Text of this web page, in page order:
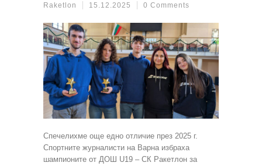
Raketlon 15.12.2025 0 Comments
Спечелихме още едно отличие през 2025 г.
Спортните журналисти на Варна избраха
шампионите от ДОШ U19 – СК Ракетлон за